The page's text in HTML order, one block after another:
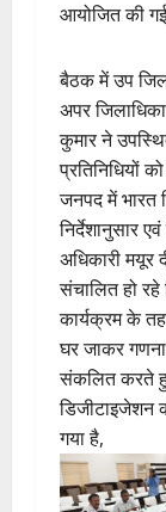
आयोजित की
बैठक में उप
अपर
कुमार ने
प्रतिनिधियों
जनपद में भारत
निर्देशानुसार
अधिकारी मयूर
संचालित हो रहे
कार्यक्रम के
घर जाकर
संकलित करते
डिजीटाइजेशन
गया है,